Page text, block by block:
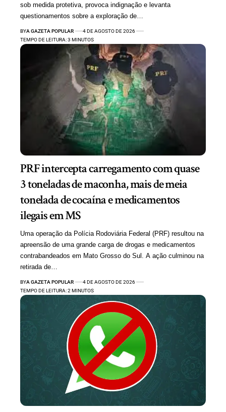
sob medida protetiva, provoca indignação e levanta
questionamentos sobre a exploração de…
BYA GAZETA POPULAR
4 DE AGOSTO DE 2026
TEMPO DE LEITURA: 3 MINUTOS
PRF intercepta carregamento com quase
3 toneladas de maconha, mais de meia
tonelada de cocaína e medicamentos
ilegais em MS
Uma operação da Polícia Rodoviária Federal (PRF) resultou na
apreensão de uma grande carga de drogas e medicamentos
contrabandeados em Mato Grosso do Sul. A ação culminou na
retirada de…
BYA GAZETA POPULAR
4 DE AGOSTO DE 2026
TEMPO DE LEITURA: 2 MINUTOS